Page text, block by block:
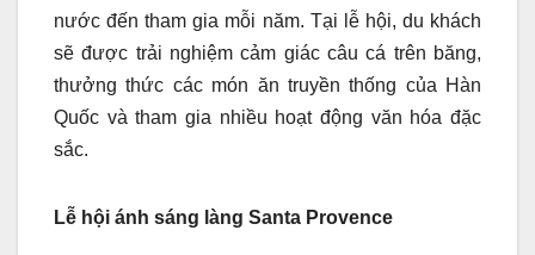
nước đến tham gia mỗi năm. Tại lễ hội, du khách
sẽ được trải nghiệm cảm giác câu cá trên băng,
thưởng thức các món ăn truyền thống của Hàn
Quốc và tham gia nhiều hoạt động văn hóa đặc
sắc.
Lễ hội ánh sáng làng Santa Provence